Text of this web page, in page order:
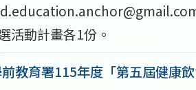
活動計畫各1份。
教育署115年度「第五屆健康